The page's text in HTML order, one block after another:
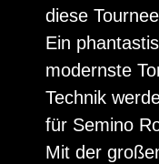
diese
Ein
modernste
Technik
für Semino
Mit der